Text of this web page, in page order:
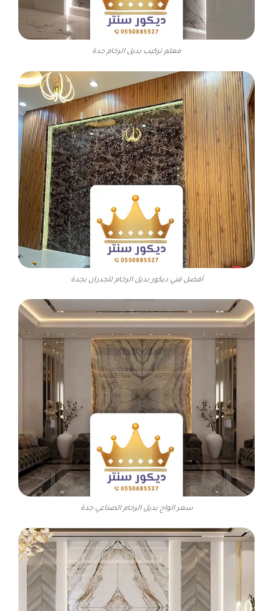
معلم تركيب بديل الرخام جدة
أفضل فني ديكور بديل الرخام للجدران بجدة
سعر الواح بديل الرخام الصناعي جدة